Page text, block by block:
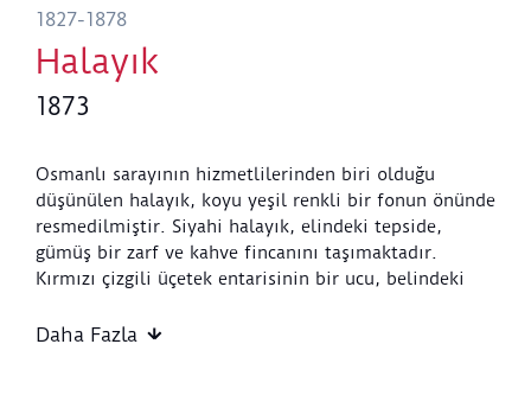
1827-1878
Halayık
1873
Osmanlı sarayının hizmetlilerinden biri olduğu
düşünülen halayık, koyu yeşil renkli bir fonun önünde
resmedilmiştir. Siyahi halayık, elindeki tepside,
gümüş bir zarf ve kahve fincanını taşımaktadır.
Kırmızı çizgili üçetek entarisinin bir ucu, belindeki
halka küpe takmıştır. Bir gonca gül dalı sıkıştırılmış,
Daha Fazla